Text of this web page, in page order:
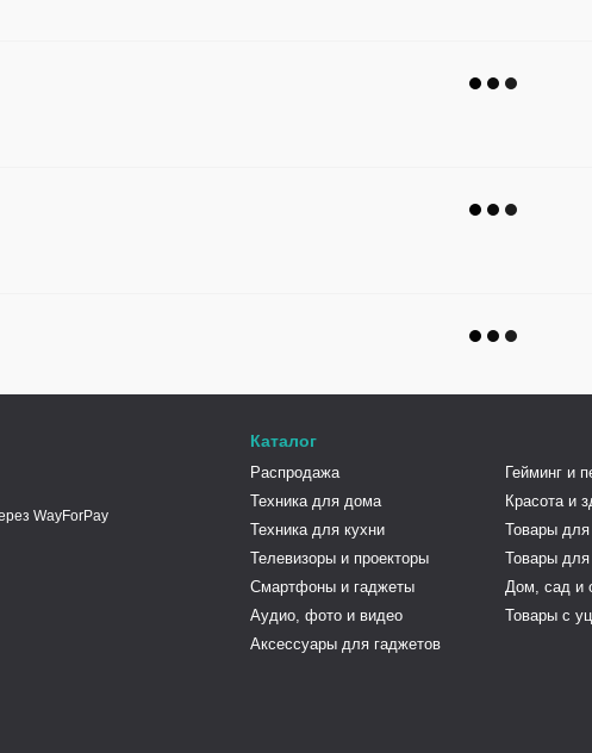
Каталог
Распродажа
Техника для дома
Техника для кухни
Телевизоры и проекторы
Смартфоны и гаджеты
Аудио, фото и видео
Аксессуары для гаджетов
Гейминг и
Красота и
Товары для
Товары для
Дом, сад и
Товары с